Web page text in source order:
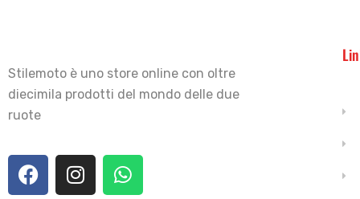
Stilemoto è uno store online con oltre
diecimila prodotti del mondo delle due
ruote